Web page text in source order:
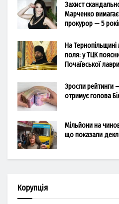
Захист
Марченко
прокурор — 5
На
поля: у ТЦК
Почаївської лаври
Зросли рейтинги
отримує голова
Мільйони на
що показали
Корупція